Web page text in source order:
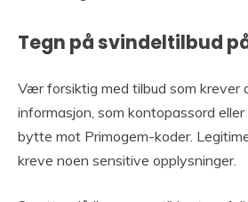
Tegn på svindeltilbud
Vær forsiktig med tilbud som krever
informasjon, som kontopassord
bytte mot Primogem-koder.
kreve noen sensitive opplysninger.